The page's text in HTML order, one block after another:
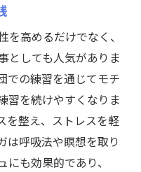
を高めるだけでなく、
としても人気がありま
での練習を通じてモチ
習を続けやすくなりま
を整え、ストレスを軽
は呼吸法や瞑想を取り
も効果的であり、